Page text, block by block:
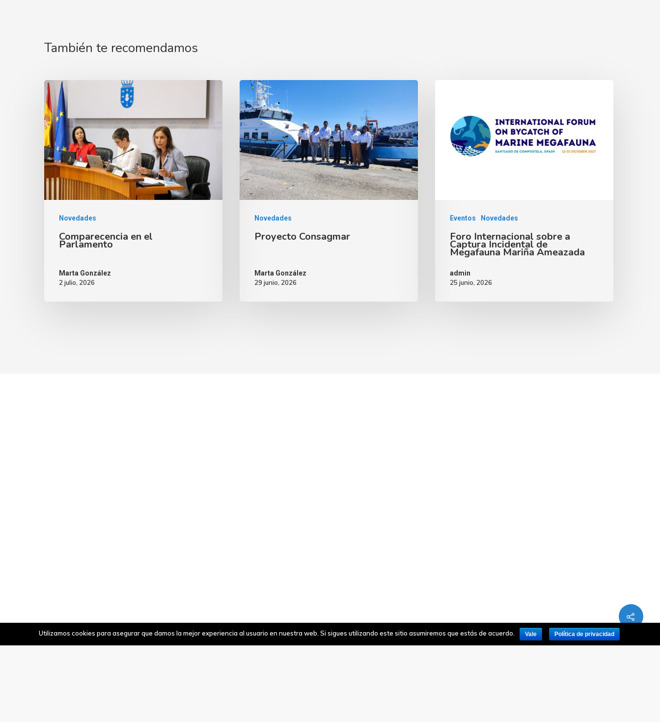
También te recomendamos
Novedades
Comparecencia en el
Parlamento
Marta González
2 julio, 2026
Novedades
Proyecto Consagmar
Marta González
29 junio, 2026
Eventos Novedades
Foro Internacional sobre a
Captura Incidental de
Megafauna Mariña Ameazada
admin
25 junio, 2026
Utilizamos cookies para asegurar que damos la mejor experiencia al usuario en nuestra web. Si sigues utilizando este sitio asumiremos que estás de acuerdo. Vale Política de privacidad